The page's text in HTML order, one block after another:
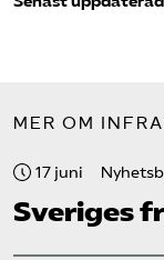
MER OM
17 juni
Sveriges